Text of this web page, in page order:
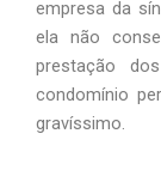
empresa da
ela não
prestação
condomínio
gravíssimo.